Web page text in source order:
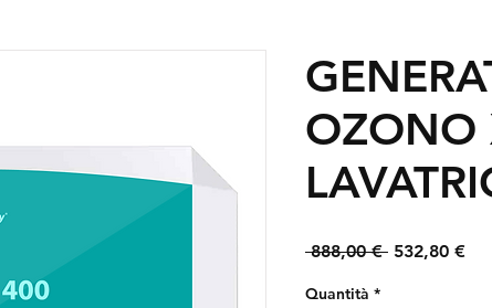
OZONO
888,00 € Prezzo
532,80 €
Quantità *